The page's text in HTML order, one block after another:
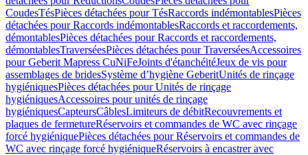
CoudesTésPièces détachées pour TésRaccords indémontablesPièces
détachées pour Raccords indémontablesRaccords et raccordements,
démontablesPièces détachées pour Raccords et raccordements,
démontablesTraverséesPièces détachées pour TraverséesAccessoires
pour Geberit Mapress CuNiFeJoints d'étanchéitéJeux de vis pour
assemblages de bridesSystème d’hygiène GeberitUnités de rinçage
hygiéniquesPièces détachées pour Unités de rinçage
hygiéniquesAccessoires pour unités de rinçage
hygiéniquesCapteursCâblesLimiteurs de débitRecouvrements et
plaques de fermetureRéservoirs et commandes de WC avec rinçage
forcé hygiéniquePièces détachées pour Réservoirs et commandes de
WC avec rinçage forcé hygiéniqueRéservoirs à encastrer avec